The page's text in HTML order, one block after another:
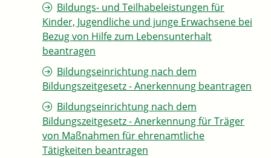
Bildungs- und Teilhabeleistungen für
Kinder, Jugendliche und junge Erwachsene bei
Bezug von Hilfe zum Lebensunterhalt
beantragen
Bildungseinrichtung nach dem
Bildungszeitgesetz - Anerkennung beantragen
Bildungseinrichtung nach dem
Bildungszeitgesetz - Anerkennung für Träger
von Maßnahmen für ehrenamtliche
Tätigkeiten beantragen